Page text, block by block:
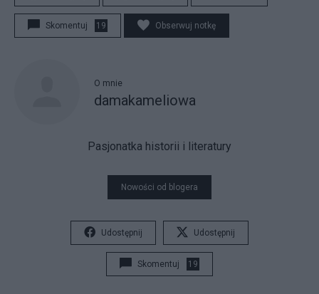
Skomentuj 19 Obserwuj notkę
O mnie
damakameliowa
Pasjonatka historii i literatury
Nowości od blogera
Udostępnij Udostępnij
Skomentuj 19